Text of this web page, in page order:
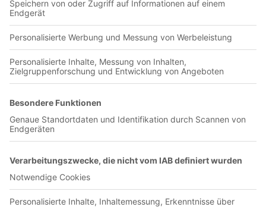
01:20:28
Heute ist Tobi Steer zu Gast vom SV Landshut. Der gebürtige
Landhuter berichtet uns, wie die letzte Saison in der
Landesliga Mitte gelaufen ist. Warum die Defensive so
entscheidend war für den Aufstieg und wie die Mannschaft
den Mallorcatrip verkraftet hat. Außerdem geht es um seine
1860, Tobi hat schon alles hinter sich. Viel Spaß beim Hören!
Dieser Podcast wird vermarktet von der
Podcastbude.www.podcastbu.de - Full-Service-Podcast-
hosten und damit Geld verdienen?Dann schaue auf
www.kostenlos-hosten.de und informiere dich.Dort erhältst
du alle Informationen zu unseren kostenlosen Podcast-
Hosting-Angeboten. kostenlos-hosten.de ist ein Produkt der
Podcastbude.